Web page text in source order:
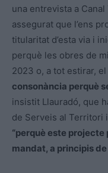
una entrevista a Canal
assegurat que l’ens
titularitat d’esta via i
perquè les obres de
2023 o, a tot estirar,
consonància perquè
insistit Llauradó, que
de Serveis al Territori i
“perquè este projecte
mandat, a principis de